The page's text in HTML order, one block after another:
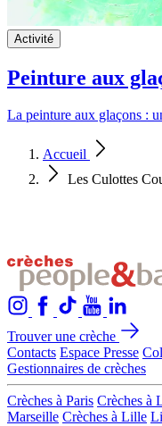
Activité
Peinture aux
La peinture aux glaçons :
Accueil
Les Culottes
Trouver une crèche
Contacts Espace Presse
Gestionnaires de crèches
Crèches à Paris Crèches à
Marseille Crèches à Lille